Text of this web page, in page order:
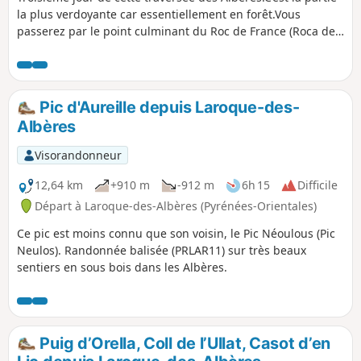
recensement merci.
la plus verdoyante car essentiellement en forêt.Vous
passerez par le point culminant du Roc de France (Roca de
des Pyrénées Orientales et le Canigou (Canigó).
Pic d'Aureille depuis Laroque-des-
Albères
Visorandonneur
12,64 km
+910 m -912 m 6h 15
Difficile
Départ à Laroque-des-Albères (Pyrénées-Orientales)
Ce pic est moins connu que son voisin, le Pic Néoulous (Pic
Neulos). Randonnée balisée (PRLAR11) sur très beaux
sentiers en sous bois dans les Albères.
Puig d’Orella, Coll de l’Ullat, Casot d’en